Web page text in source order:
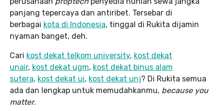
panjang tepercaya dan antiribet. Tersebar di
berbagai kota di Indonesia, tinggal di Rukita dijamin
nyaman banget, deh.
Cari kost dekat telkom university, kost dekat
unair, kost dekat ugm, kost dekat binus alam
sutera, kost dekat ui, kost dekat unj? Di Rukita semua
ada dan lengkap untuk memudahkanmu, because you
matter.